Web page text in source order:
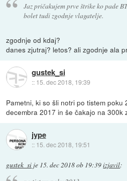
Jaz pričakujem prve štrike ko pade
bolet tudi zgodnje vlagatelje.
zgodnje od kdaj?
danes zjutraj? letos? ali zgodnje ala
gustek_si
:: 15. dec 2018, 19:39
Pametni, ki so šli notri po tistem poku
decembra 2017 in še čakajo na 300k
jype
:: 15. dec 2018, 19:51
gustek_si je 15. dec 2018 ob 19:39izjavil: